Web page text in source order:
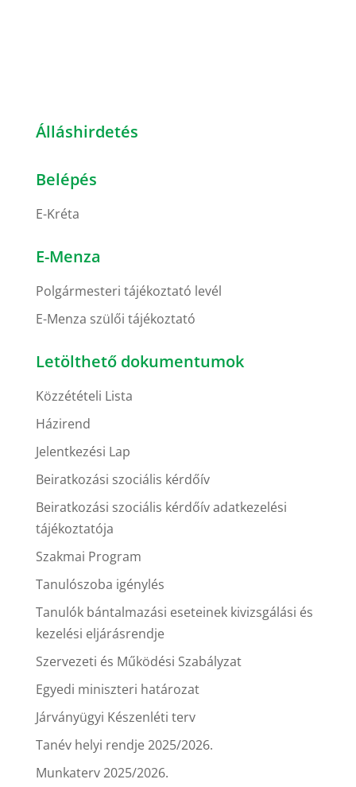
Álláshirdetés
Belépés
E-Kréta
E-Menza
Polgármesteri tájékoztató levél
E-Menza szülői tájékoztató
Letölthető dokumentumok
Közzétételi Lista
Házirend
Jelentkezési Lap
Beiratkozási szociális kérdőív
Beiratkozási szociális kérdőív adatkezelési
tájékoztatója
Szakmai Program
Tanulószoba igénylés
Tanulók bántalmazási eseteinek kivizsgálási és
kezelési eljárásrendje
Szervezeti és Működési Szabályzat
Egyedi miniszteri határozat
Járványügyi Készenléti terv
Tanév helyi rendje 2025/2026.
Munkaterv 2025/2026.